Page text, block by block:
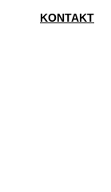
KONTAKT